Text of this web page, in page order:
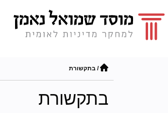
/ בתקשורת
בתקשורת